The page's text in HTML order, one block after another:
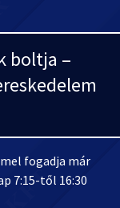
boltja –
fogadja már
7:15-től 16:30